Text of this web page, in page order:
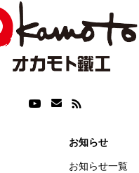
お知らせ
お知らせ一覧